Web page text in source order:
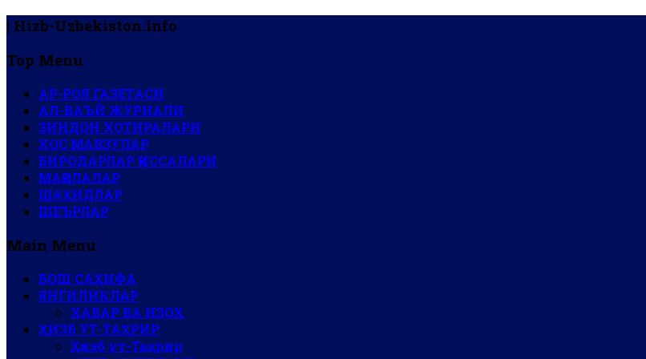
| Hizb-Uzbekiston.info
Top Menu
АР-РОЯ ГАЗЕТАСИ
АЛ-ВАЪЙ ЖУРНАЛИ
ЗИНДОН ХОТИРАЛАРИ
ХОС МАВЗУЛАР
БИРОДАРЛАР ҚИССАЛАРИ
МАҚОЛАЛАР
ШАҲИДЛАР
ШЕЪРЛАР
Main Menu
БОШ САҲИФА
ЯНГИЛИКЛАР
ХАБАР ВА ИЗОҲ
ҲИЗБ УТ-ТАҲРИР
Ҳизб ут-Таҳрир